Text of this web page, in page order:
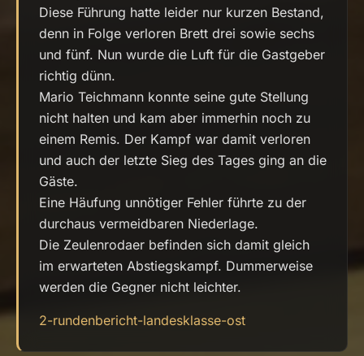
Diese Führung hatte leider nur kurzen Bestand,
denn in Folge verloren Brett drei sowie sechs
und fünf. Nun wurde die Luft für die Gastgeber
richtig dünn.
Mario Teichmann konnte seine gute Stellung
nicht halten und kam aber immerhin noch zu
einem Remis. Der Kampf war damit verloren
und auch der letzte Sieg des Tages ging an die
Gäste.
Eine Häufung unnötiger Fehler führte zu der
durchaus vermeidbaren Niederlage.
Die Zeulenrodaer befinden sich damit gleich
im erwarteten Abstiegskampf. Dummerweise
werden die Gegner nicht leichter.
2-rundenbericht-landesklasse-ost